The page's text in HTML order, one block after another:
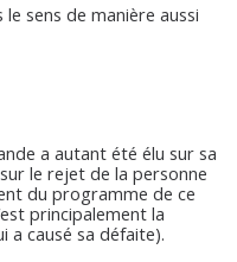
sens de manière aussi
a autant été élu sur sa
le rejet de la personne
du programme de ce
principalement la
causé sa défaite).